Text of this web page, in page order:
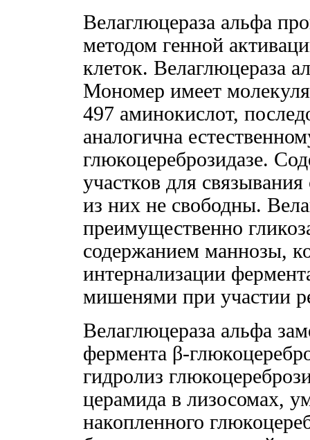
Велаглюцераза альфа
методом генной
клеток. Велаглюцераза
Мономер имеет
497 аминокислот,
аналогична
глюкоцереброзидазе.
участков для
из них не свободны.
преимущественно
содержанием маннозы,
интернализации
мишенями при участии
Велаглюцераза альфа
фермента β-
гидролиз
церамида в лизосомах,
накопленного